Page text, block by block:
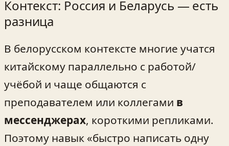
Контекст: Россия и Беларусь — есть
разница
В белорусском контексте многие учатся
китайскому параллельно с работой/
учёбой и чаще общаются с
преподавателем или коллегами в
мессенджерах, короткими репликами.
Поэтому навык «быстро написать одну